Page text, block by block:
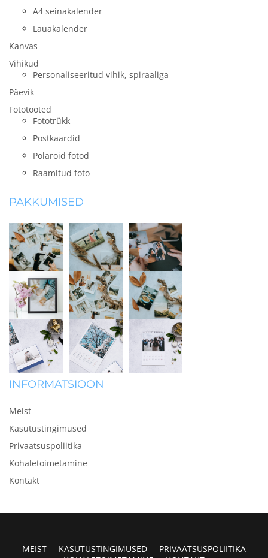
A4 seinakalender
Lauakalender
Kanvas
Vihikud
Personaliseeritud vihik, spiraaliga
Päevik
Fototooted
Fototrükk
Postkaardid
Polaroid fotod
Raamitud foto
PAKKUMISED
INFORMATSIOON
Meist
Kasutustingimused
Privaatsuspoliitika
Kohaletoimetamine
Kontakt
MEIST KASUTUSTINGIMUSED
PRIVAATSUSPOLIITIKA